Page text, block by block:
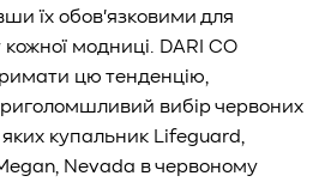
їх обов'язковими для
модниці. DARI CO
цю тенденцію,
вибір червоних
яких купальник Lifeguard,
Nevada в червоному